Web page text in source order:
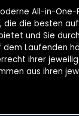
All-in-One-
die die besten
und Sie
Laufenden
ihrer
aus ihren